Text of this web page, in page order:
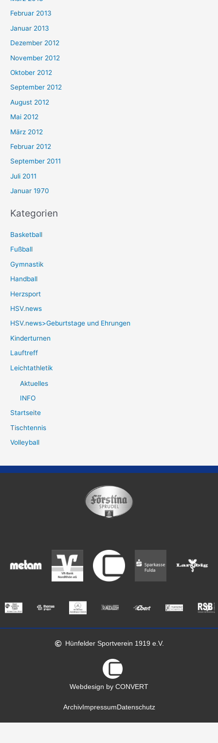
Februar 2013
Januar 2013
Dezember 2012
November 2012
Oktober 2012
September 2012
August 2012
Mai 2012
März 2012
Februar 2012
September 2011
Juli 2011
Januar 1970
Kategorien
Basketball
Fußball
Gymnastik
Handball
Herzsport
HSV.news
HSV.news>Geburtstage und Ehrungen
Kinderturnen
Lauftreff
Leichtathletik
Aktuelles
INFO
Startseite
Tischtennis
Volleyball
Hünfelder Sportverein 1919 e.V.
Webdesign by CONVERT
ArchivImpressumDatenschutz